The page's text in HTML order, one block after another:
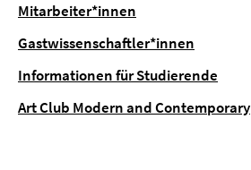
Mitarbeiter*innen
Gastwissenschaftler*innen
Informationen für Studierende
Art Club Modern and Contemporary